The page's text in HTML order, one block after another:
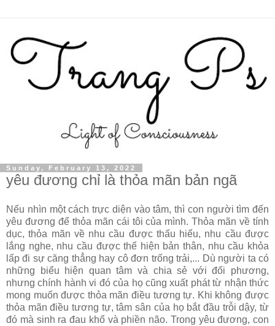
Sunday, February 13, 2022
yêu đương chỉ là thỏa mãn bản ngã
Nếu nhìn một cách trực diện vào tâm, thì con người tìm đến
yêu đương để thỏa mãn cái tôi của mình. Thỏa mãn về tính
dục, thỏa mãn về nhu cầu được thấu hiểu, nhu cầu được
lắng nghe, nhu cầu được thể hiện bản thân, nhu cầu khỏa
lấp đi sự căng thẳng hay cô đơn trống trải,... Dù người ta có
những biểu hiện quan tâm và chia sẻ với đối phương,
nhưng chính hành vi đó của họ cũng xuất phát từ nhận thức
mong muốn được thỏa mãn điều tương tự. Khi không được
thỏa mãn điều tương tự, tâm sân của họ bắt đầu trỗi dậy, từ
đó mà sinh ra đau khổ và phiền não. Trong yêu đương, con